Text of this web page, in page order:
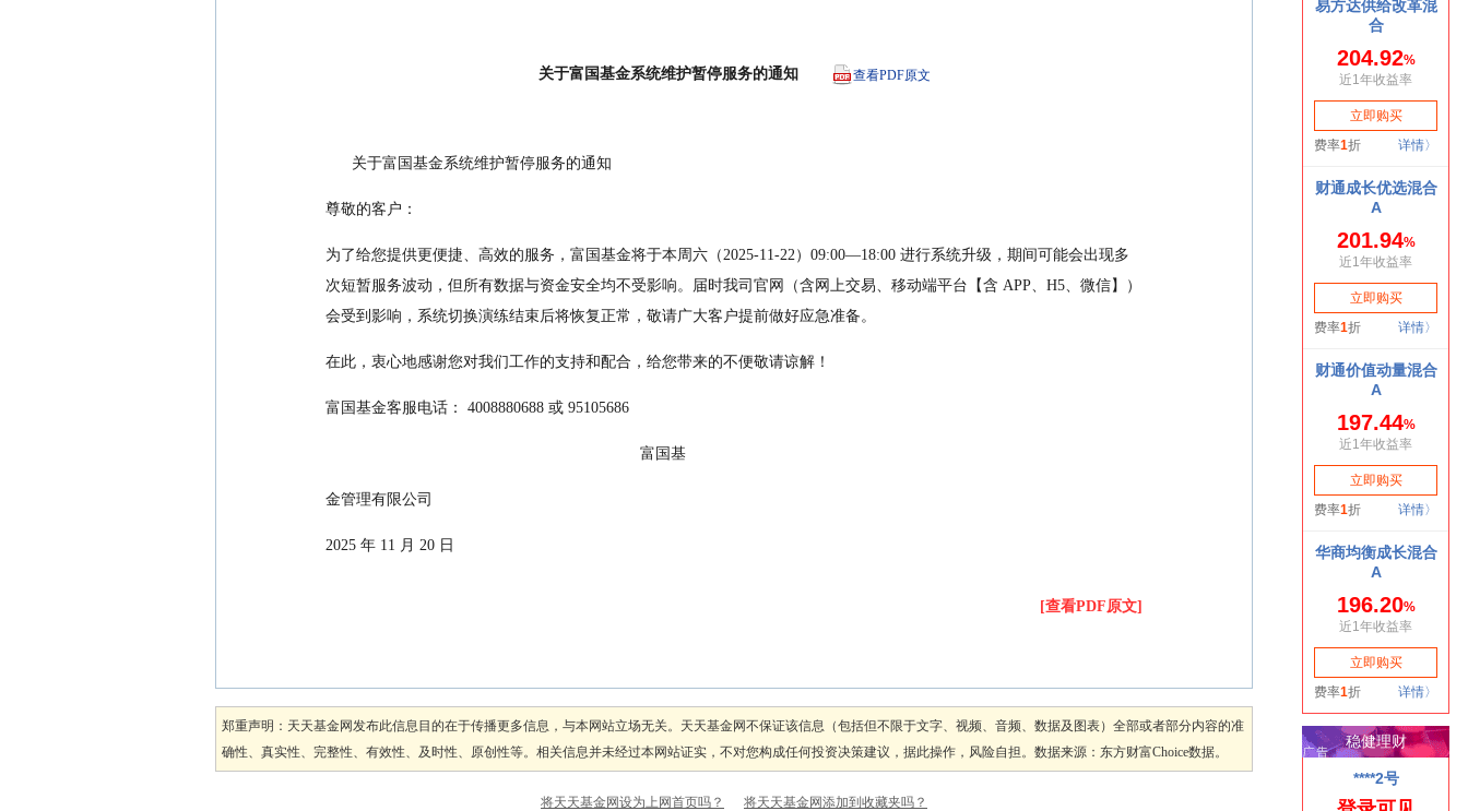
关于富国基金系统维护暂停服务的通知 查看PDF原文
      关于富国基金系统维护暂停服务的通知
尊敬的客户：
为了给您提供更便捷、高效的服务，富国基金将于本周六（2025-11-22）09:00—18:00 进行系统升级，期间可能会出现多
次短暂服务波动，但所有数据与资金安全均不受影响。届时我司官网（含网上交易、移动端平台【含 APP、H5、微信】）
会受到影响，系统切换演练结束后将恢复正常，敬请广大客户提前做好应急准备。
在此，衷心地感谢您对我们工作的支持和配合，给您带来的不便敬请谅解！
富国基金客服电话： 4008880688 或 95105686
                                                                        富国基
金管理有限公司
2025 年 11 月 20 日
[查看PDF原文]
郑重声明：天天基金网发布此信息目的在于传播更多信息，与本网站立场无关。天天基金网不保证该信息（包括但不限于文字、视频、音频、数据及图表）全部或者部分内容的准
确性、真实性、完整性、有效性、及时性、原创性等。相关信息并未经过本网站证实，不对您构成任何投资决策建议，据此操作，风险自担。数据来源：东方财富Choice数据。
将天天基金网设为上网首页吗？
将天天基金网添加到收藏夹吗？